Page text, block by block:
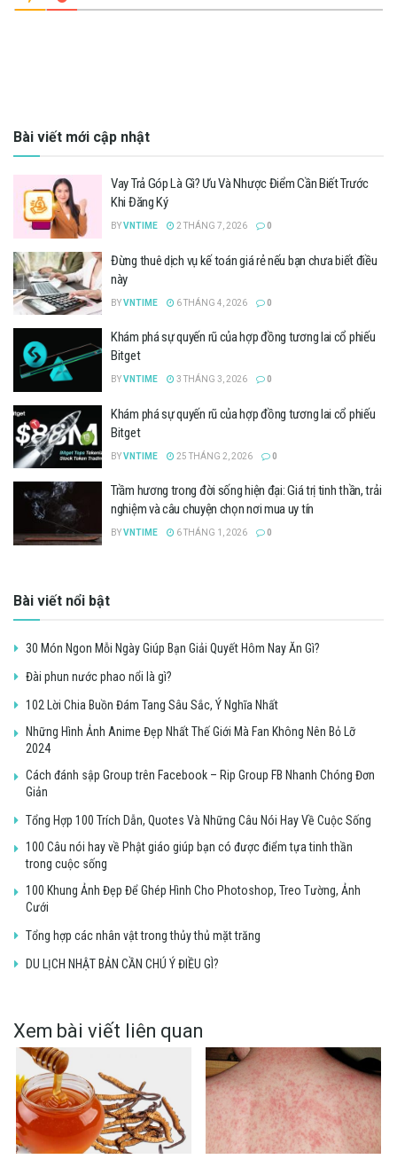
Bài viết mới cập nhật
Vay Trả Góp Là Gì? Ưu Và Nhược Điểm Cần Biết Trước
Khi Đăng Ký
BYVNTIME 2 THÁNG 7, 2026 0
Đừng thuê dịch vụ kế toán giá rẻ nếu bạn chưa biết điều
này
BYVNTIME 6 THÁNG 4, 2026 0
Khám phá sự quyến rũ của hợp đồng tương lai cổ phiếu
Bitget
BYVNTIME 3 THÁNG 3, 2026 0
Khám phá sự quyến rũ của hợp đồng tương lai cổ phiếu
Bitget
BYVNTIME 25 THÁNG 2, 2026 0
Trầm hương trong đời sống hiện đại: Giá trị tinh thần, trải
nghiệm và câu chuyện chọn nơi mua uy tín
BYVNTIME 6 THÁNG 1, 2026 0
Bài viết nổi bật
30 Món Ngon Mỗi Ngày Giúp Bạn Giải Quyết Hôm Nay Ăn Gì?
Đài phun nước phao nổi là gì?
102 Lời Chia Buồn Đám Tang Sâu Sắc, Ý Nghĩa Nhất
Những Hình Ảnh Anime Đẹp Nhất Thế Giới Mà Fan Không Nên Bỏ Lỡ
2024
Cách đánh sập Group trên Facebook – Rip Group FB Nhanh Chóng Đơn
Giản
Tổng Hợp 100 Trích Dẫn, Quotes Và Những Câu Nói Hay Về Cuộc Sống
100 Câu nói hay về Phật giáo giúp bạn có được điểm tựa tinh thần
trong cuộc sống
100 Khung Ảnh Đẹp Để Ghép Hình Cho Photoshop, Treo Tường, Ảnh
Cưới
Tổng hợp các nhân vật trong thủy thủ mặt trăng
DU LỊCH NHẬT BẢN CẦN CHÚ Ý ĐIỀU GÌ?
Xem bài viết liên quan